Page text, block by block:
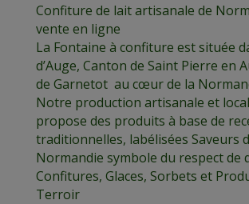
Confiture de lait artisanale de
vente en ligne
La Fontaine à confiture est située
d’Auge, Canton de Saint Pierre en
de Garnetot au cœur de la
Notre production artisanale et
propose des produits à base de
traditionnelles, labélisées Saveurs
Normandie symbole du respect de
Confitures, Glaces, Sorbets et
Terroir